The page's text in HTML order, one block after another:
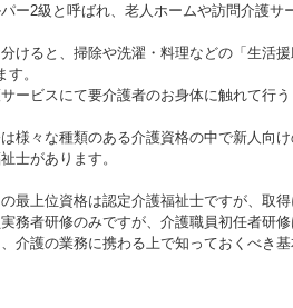
ー2級と呼ばれ、老人ホームや訪問介護サ
けると、掃除や洗濯・料理などの「生活
。
ービスにて要介護者のお身体に触れて行
様々な種類のある介護資格の中で新人向
士があります。
最上位資格は認定介護福祉士ですが、取
務者研修のみですが、介護職員初任者研
介護の業務に携わる上で知っておくべき